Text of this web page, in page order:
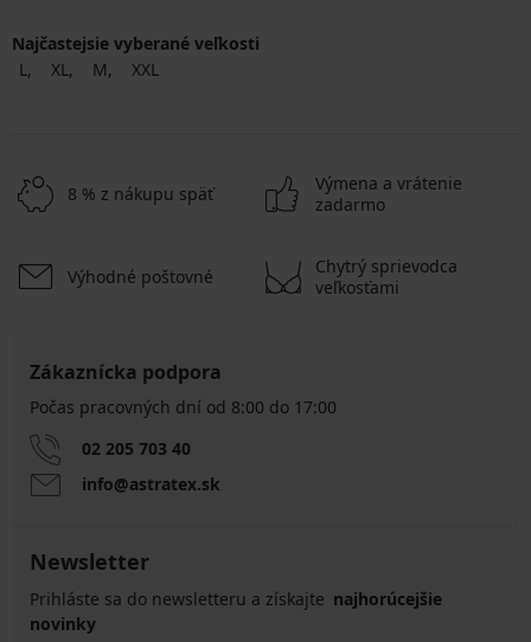
Najčastejsie vyberané veľkosti
L
XL M XXL
8 % z nákupu späť
Výmena a vrátenie
zadarmo
Výhodné poštovné
Chytrý sprievodca
veľkosťami
Zákaznícka podpora
Počas pracovných dní od 8:00 do 17:00
02 205 703 40
info@astratex.sk
Newsletter
Prihláste sa do newsletteru a získajte najhorúcejšie
novinky